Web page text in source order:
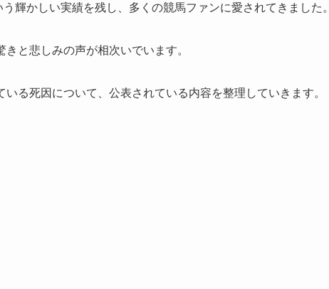
輝かしい実績を残し、多くの競馬ファンに愛されてきました。
と悲しみの声が相次いでいます。
いる死因について、公表されている内容を整理していきます。